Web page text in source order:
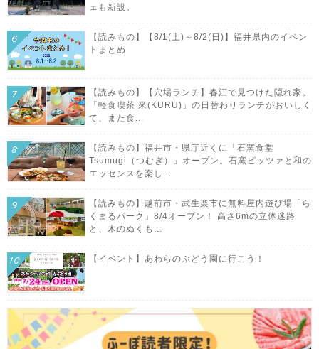
ェも新設。
【読みもの】【8/1(土)～8/2(日)】福井県内のイベン
トまとめ
【読みもの】【穴場ランチ】春江で見つけた隠れ家。
「軽食喫茶 來(KURU)」の日替わりランチがおいしく
て、また食...
【読みもの】福井市・県庁近くに「石窯食堂
Tsumugi（つむぎ）」オープン。石窯ピッツァと和の
エッセンスを楽し...
【読みもの】越前市・武生楽市に無料屋内遊び場「ら
くまるパーク」8/4オープン！ 高さ6mの立体迷路
と、木のぬくも...
【イベント】あわらのぶどう園に行こう！